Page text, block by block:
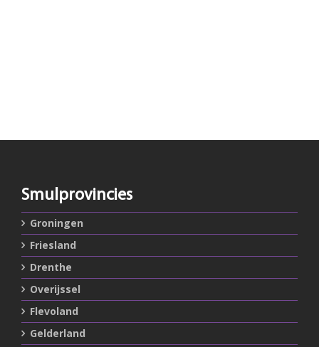
Smulprovincies
Groningen
Friesland
Drenthe
Overijssel
Flevoland
Gelderland